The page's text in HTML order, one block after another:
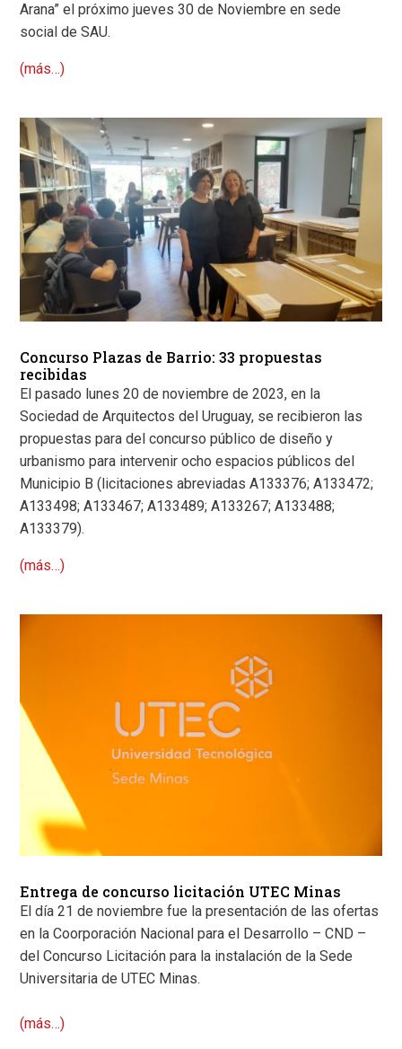
Arana” el próximo jueves 30 de Noviembre en sede
social de SAU.
(más…)
Concurso Plazas de Barrio: 33 propuestas
recibidas
El pasado lunes 20 de noviembre de 2023, en la
Sociedad de Arquitectos del Uruguay, se recibieron las
propuestas para del concurso público de diseño y
urbanismo para intervenir ocho espacios públicos del
Municipio B (licitaciones abreviadas A133376; A133472;
A133498; A133467; A133489; A133267; A133488;
A133379).
(más…)
Entrega de concurso licitación UTEC Minas
El día 21 de noviembre fue la presentación de las ofertas
en la Coorporación Nacional para el Desarrollo – CND –
del Concurso Licitación para la instalación de la Sede
Universitaria de UTEC Minas.
(más…)